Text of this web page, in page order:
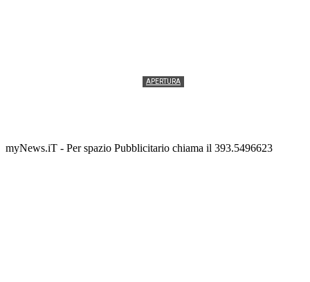
APERTURA
myNews.iT - Per spazio Pubblicitario chiama il 393.5496623